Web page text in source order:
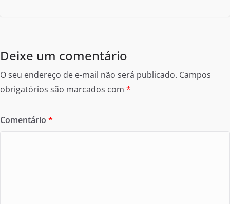
Deixe um comentário
O seu endereço de e-mail não será publicado. Campos
obrigatórios são marcados com *
Comentário *